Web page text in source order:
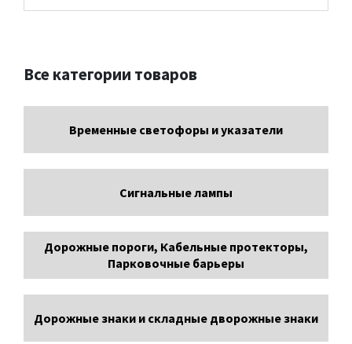
Все категории товаров
Временные светофоры и указатели
Сигнальные лампы
Дорожные пороги, Кабельные протекторы,
Парковочные барьеры
Дорожные знаки и складные дворожные знаки